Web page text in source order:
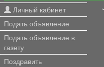
Личный кабинет
Подать объявление
Подать объявление в
газету
Поздравить